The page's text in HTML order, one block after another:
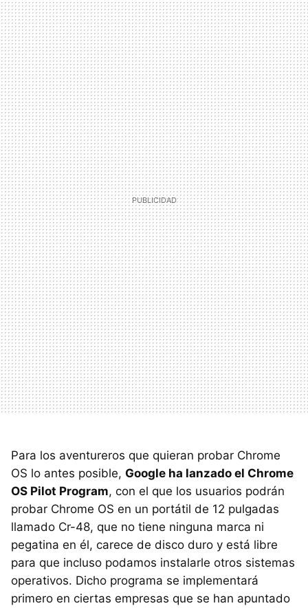
Para los aventureros que quieran probar Chrome
OS lo antes posible, Google ha lanzado el Chrome
OS Pilot Program, con el que los usuarios podrán
probar Chrome OS en un portátil de 12 pulgadas
llamado Cr-48, que no tiene ninguna marca ni
pegatina en él, carece de disco duro y está libre
para que incluso podamos instalarle otros sistemas
operativos. Dicho programa se implementará
primero en ciertas empresas que se han apuntado